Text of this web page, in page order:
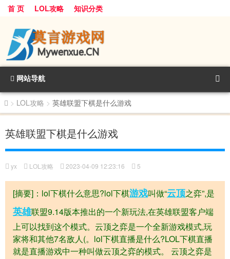
首 页 LOL攻略 知识分类
网站导航
> LOL攻略 > 英雄联盟下棋是什么游戏
英雄联盟下棋是什么游戏
yx LOL攻略 2023-04-09 12:23:16 5
[摘要]：lol下棋什么意思?lol下棋游戏叫做“云顶之弈”,是
英雄联盟9.14版本推出的一个新玩法,在英雄联盟客户端
上可以找到这个模式。云顶之弈是一个全新游戏模式,玩
家将和其他7名敌人(。lol下棋直播是什么?LOL下棋直播
就是直播游戏中一种叫做云顶之弈的模式。 云顶之弈是